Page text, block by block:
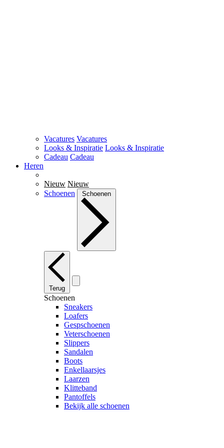
Vacatures Vacatures
Looks & Inspiratie Looks & Inspiratie
Cadeau Cadeau
Heren
Nieuw Nieuw
Schoenen
Schoenen
Terug
Schoenen
Sneakers
Loafers
Gespschoenen
Veterschoenen
Slippers
Sandalen
Boots
Enkellaarsjes
Laarzen
Klitteband
Pantoffels
Bekijk alle schoenen